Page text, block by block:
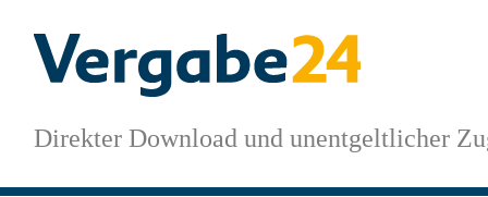
Direkter Download und unentgeltlicher